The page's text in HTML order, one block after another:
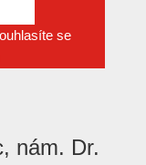
se
nám. Dr.